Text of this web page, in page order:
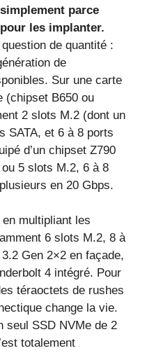
parce
les implanter.
de quantité :
de
Sur une carte
(chipset B650 ou
2 slots M.2 (dont un
SATA, et 6 à 8 ports
d’un chipset Z790
5 slots M.2, 6 à 8
en 20 Gbps.
en multipliant les
6 slots M.2, 8 à
Gen 2×2 en façade,
4 intégré. Pour
téraoctets de rushes
change la vie.
seul SSD NVMe de 2
totalement